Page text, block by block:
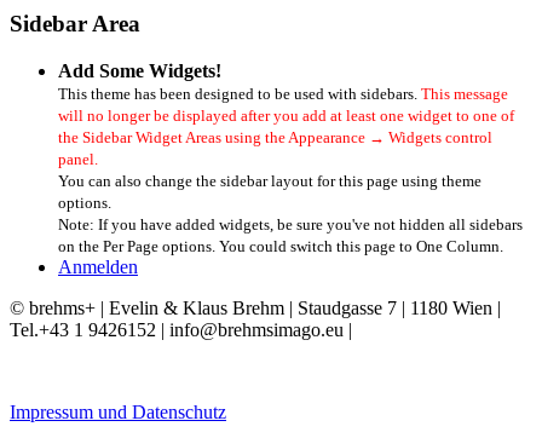
Sidebar Area
Add Some Widgets!
This theme has been designed to be used with sidebars. This message
will no longer be displayed after you add at least one widget to one of
the Sidebar Widget Areas using the Appearance → Widgets control
panel.
You can also change the sidebar layout for this page using theme
options.
Note: If you have added widgets, be sure you've not hidden all sidebars
on the Per Page options. You could switch this page to One Column.
Anmelden
© brehms+ | Evelin & Klaus Brehm | Staudgasse 7 | 1180 Wien |
Tel.+43 1 9426152 | info@brehmsimago.eu |
Impressum und Datenschutz